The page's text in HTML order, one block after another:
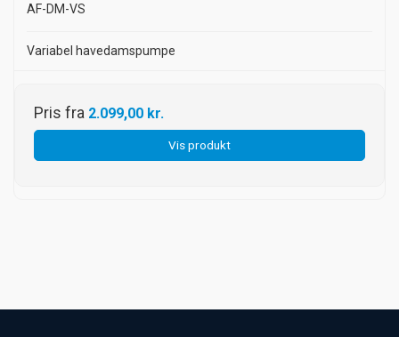
AF-DM-VS
Variabel havedamspumpe
Pris fra 2.099,00 kr.
Vis produkt